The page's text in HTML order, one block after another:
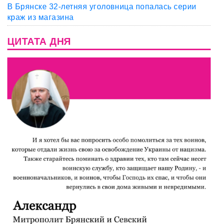
В Брянске 32-летняя уголовница попалась серии
краж из магазина
ЦИТАТА ДНЯ